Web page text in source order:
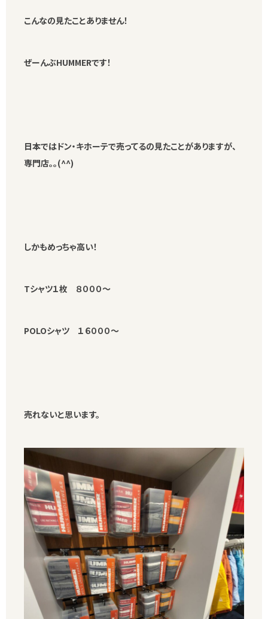
こんなの見たことありません！
ぜーんぶHUMMERです！
日本ではドン・キホーテで売ってるの見たことがありますが、
専門店。。(^^)
しかもめっちゃ高い！
Tシャツ１枚 ８０００～
POLOシャツ １６０００～
売れないと思います。